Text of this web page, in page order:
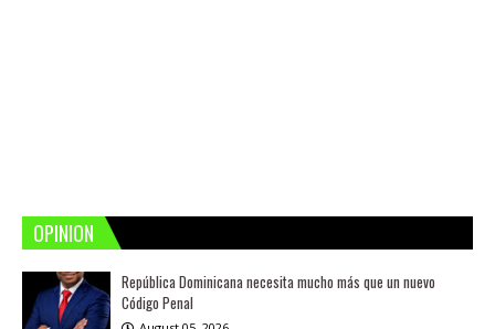
OPINION
República Dominicana necesita mucho más que un nuevo
Código Penal